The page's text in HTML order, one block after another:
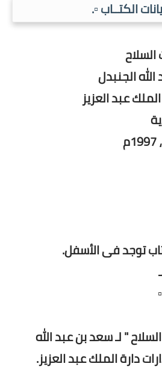
الكتــاب ▫️.
الجنبدل
عبد العزيز
توجد فى الأسفل.
" لـ سعد بن عبد الله
دارة الملك عبد العزيز.